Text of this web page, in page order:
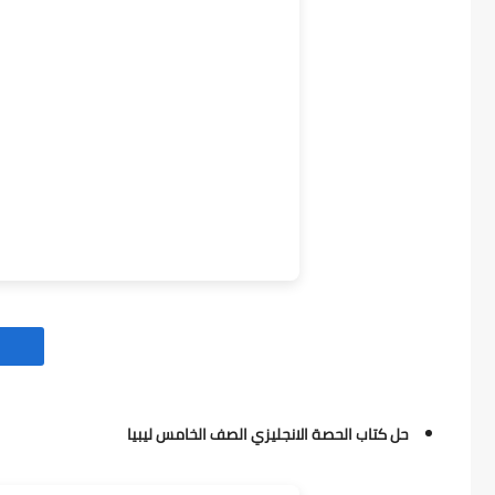
حل كتاب الحصة الانجليزي الصف الخامس ليبيا